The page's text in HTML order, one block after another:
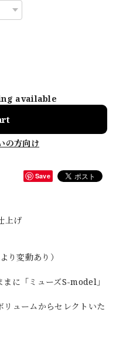
available
の方向け
Save
上げ
り変動あり）
まに「ミューズS-model」
リュームからセレクトいた